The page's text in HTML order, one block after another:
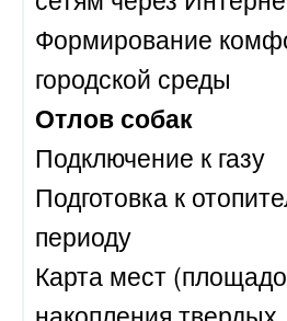
Формирование
городской среды
Отлов собак
Подключение к газу
Подготовка к
периоду
Карта мест